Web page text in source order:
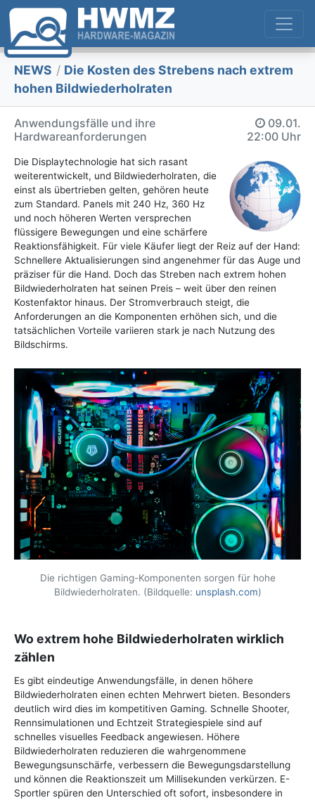
NEWS / Die Kosten des Strebens nach extrem
hohen Bildwiederholraten
Anwendungsfälle und ihre
Hardwareanforderungen
09.01.
22:00 Uhr
Die Displaytechnologie hat sich rasant
weiterentwickelt, und Bildwiederholraten, die
einst als übertrieben gelten, gehören heute
zum Standard. Panels mit 240 Hz, 360 Hz
und noch höheren Werten versprechen
flüssigere Bewegungen und eine schärfere
Reaktionsfähigkeit. Für viele Käufer liegt der Reiz auf der Hand:
Schnellere Aktualisierungen sind angenehmer für das Auge und
präziser für die Hand. Doch das Streben nach extrem hohen
Bildwiederholraten hat seinen Preis – weit über den reinen
Kostenfaktor hinaus. Der Stromverbrauch steigt, die
Anforderungen an die Komponenten erhöhen sich, und die
tatsächlichen Vorteile variieren stark je nach Nutzung des
Bildschirms.
Die richtigen Gaming-Komponenten sorgen für hohe
Bildwiederholraten. (Bildquelle: unsplash.com)
Wo extrem hohe Bildwiederholraten wirklich
zählen
Es gibt eindeutige Anwendungsfälle, in denen höhere
Bildwiederholraten einen echten Mehrwert bieten. Besonders
deutlich wird dies im kompetitiven Gaming. Schnelle Shooter,
Rennsimulationen und Echtzeit Strategiespiele sind auf
schnelles visuelles Feedback angewiesen. Höhere
Bildwiederholraten reduzieren die wahrgenommene
Bewegungsunschärfe, verbessern die Bewegungsdarstellung
und können die Reaktionszeit um Millisekunden verkürzen. E-
Sportler spüren den Unterschied oft sofort, insbesondere in